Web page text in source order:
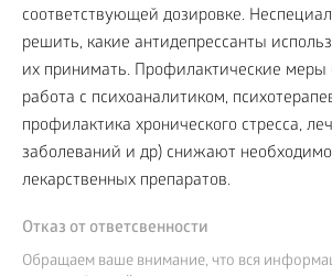
соответствующей дозировке.
решить, какие антидепрессанты
их принимать. Профилактические меры
работа с психоаналитиком,
профилактика хронического стресса,
заболеваний и др) снижают
лекарственных препаратов.
Отказ от ответсвенности
Обращаем ваше внимание, что вся